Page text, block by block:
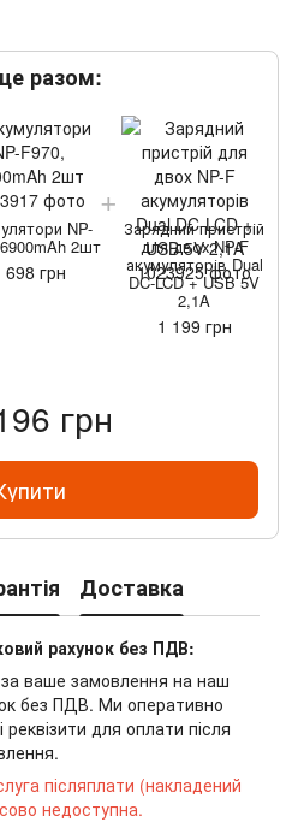
разом:
NP-
2шт
698 грн
Зарядний пристрій
для двох NP-F
акумуляторів Dual
DC-LCD + USB 5V
2,1A
1 199 грн
грн
Доставка
рахунок без ПДВ:
ваше замовлення на наш
без ПДВ. Ми оперативно
реквізити для оплати після
післяплати (накладений
недоступна.